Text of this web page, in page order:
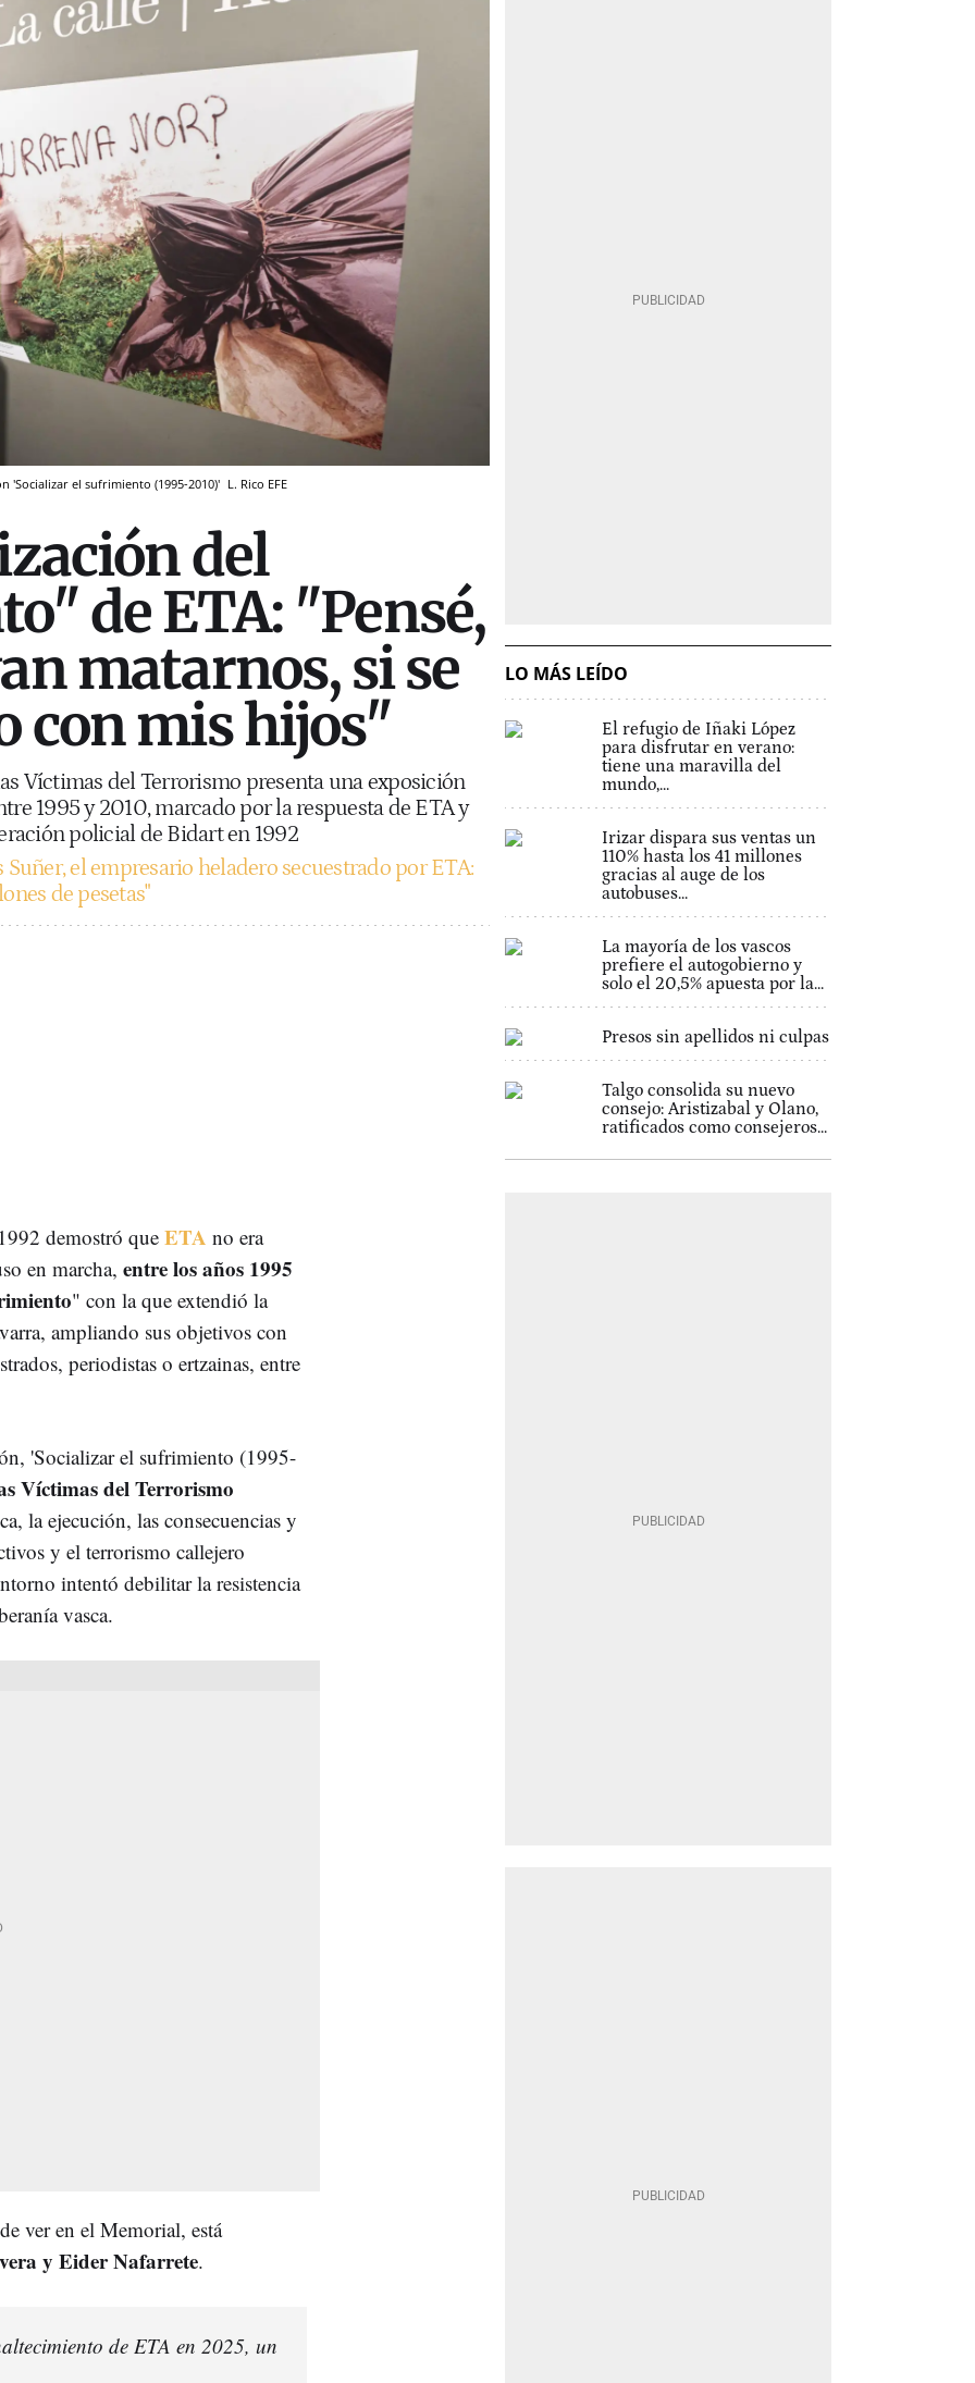
'Socializar el sufrimiento (1995-2010)' L. Rico EFE
del
de ETA: "Pensé,
matarnos, si se
con mis hijos"
Víctimas del Terrorismo presenta una exposición
1995 y 2010, marcado por la respuesta de ETA y
policial de Bidart en 1992
Suñer, el empresario heladero secuestrado por ETA:
de pesetas"
demostró que ETA no era
en marcha, entre los años 1995
" con la que extendió la
ampliando sus objetivos con
periodistas o ertzainas, entre
'Socializar el sufrimiento (1995-
Víctimas del Terrorismo
la ejecución, las consecuencias y
y el terrorismo callejero
intentó debilitar la resistencia
vasca.
ver en el Memorial, está
y Eider Nafarrete.
de ETA en 2025, un
LO MÁS LEÍDO
El refugio de Iñaki López
para disfrutar en verano:
tiene una maravilla del
mundo,...
Irizar dispara sus ventas un
110% hasta los 41 millones
gracias al auge de los
autobuses...
La mayoría de los vascos
prefiere el autogobierno y
solo el 20,5% apuesta por la...
Presos sin apellidos ni culpas
Talgo consolida su nuevo
consejo: Aristizabal y Olano,
ratificados como consejeros...